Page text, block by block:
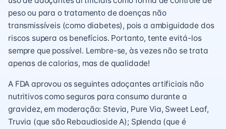
peso ou para o tratamento de doenças não
transmissíveis (como diabetes), pois a ambiguidade dos
riscos supera os benefícios. Portanto, tente evitá-los
sempre que possível. Lembre-se, às vezes não se trata
apenas de calorias, mas de qualidade!
A FDA aprovou os seguintes adoçantes artificiais não
nutritivos como seguros para consumo durante a
gravidez, em moderação: Stevia, Pure Via, Sweet Leaf,
Truvia (que são Rebaudioside A); Splenda (que é